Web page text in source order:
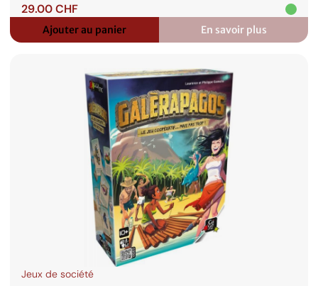
29.00CHF
Ajouter au panier En savoir plus
:
Time’s
Party
Jaune
Jeux de société